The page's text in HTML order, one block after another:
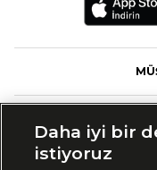
Daha iyi bir
istiyoruz